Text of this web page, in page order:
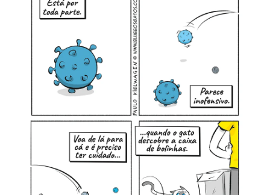
MINHA CONTA
CARRINHO